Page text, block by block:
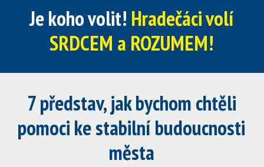
Je koho volit! Hradečáci volí
SRDCEM a ROZUMEM!
7 představ, jak bychom chtěli
pomoci ke stabilní budoucnosti
města